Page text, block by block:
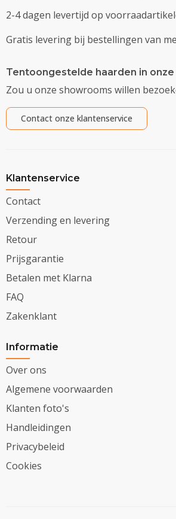
2-4 dagen levertijd op
Gratis levering bij bestellingen van
Tentoongestelde haarden in
Zou u onze showrooms willen
Contact onze klantenservice
Klantenservice
Contact
Verzending en levering
Retour
Prijsgarantie
Betalen met Klarna
FAQ
Zakenklant
Informatie
Over ons
Algemene voorwaarden
Klanten foto's
Handleidingen
Privacybeleid
Cookies